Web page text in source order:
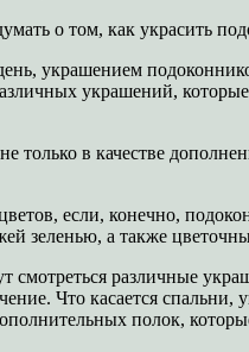
о том, как украсить
украшением
украшений,
в качестве
если, конечно,
зеленью, а также
различные
Что касается
полок,